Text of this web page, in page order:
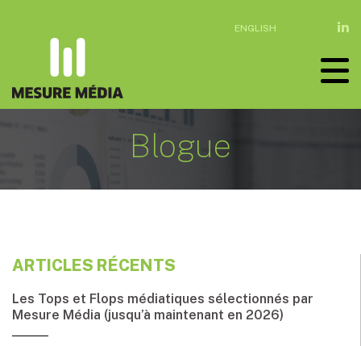
ENGLISH
Blogue
ARTICLES RÉCENTS
Les Tops et Flops médiatiques sélectionnés par
Mesure Média (jusqu’à maintenant en 2026)